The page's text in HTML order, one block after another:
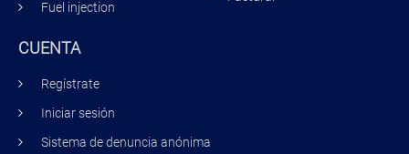
Fuel injection
CUENTA
Regístrate
Iniciar sesión
Sistema de denuncia anónima